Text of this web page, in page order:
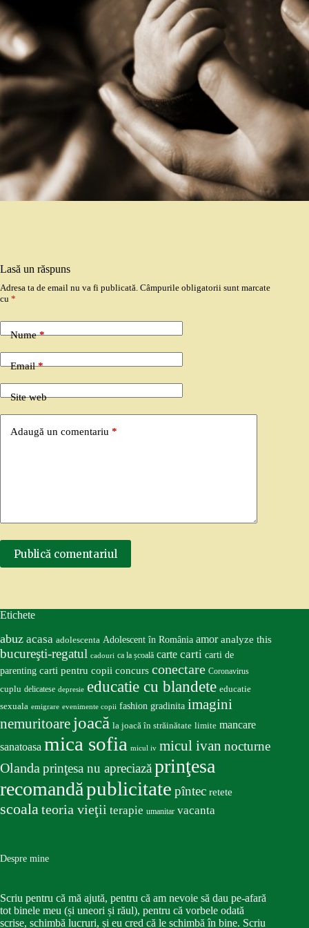
Lasă un răspuns
Adresa ta de email nu va fi publicată. Câmpurile obligatorii sunt marcate
cu *
Nume*
Email*
Site web
Adaugă un comentariu *
Publică comentariul
Etichete
abuz acasa adolescenta Adolescent în România amor analyze this
bucureşti-regatul cadouri ca la școală carte carti carti de
parenting carti pentru copii concurs conectare Coronavirus
cuplu delicatese depresie educatie cu blandete educatie
sexuala emigrare evenimente copii fashion gradinita imagini
nemuritoare joacă la joacă în străinătate limite mancare
sanatoasa mica sofia micul iv micul ivan nocturne
Olandaprinţesa nu apreciazăprinţesa
recomandăpublicitate pîntec retete
scoalateoria vieţii terapie umanitar vacanta
Despre mine
Scriu pentru că mă ajută, pentru că am nevoie să dau pe-afară
tot binele meu (și uneori și răul), pentru că vorbele odată
scrise, schimbă lucruri, și eu cred că le schimbă în bine. Scriu